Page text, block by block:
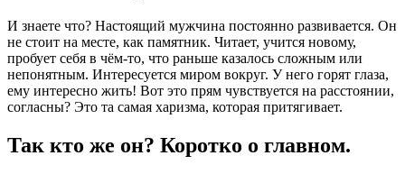
И знаете что? Настоящий мужчина постоянно развивается. Он
не стоит на месте, как памятник. Читает, учится новому,
пробует себя в чём-то, что раньше казалось сложным или
непонятным. Интересуется миром вокруг. У него горят глаза,
ему интересно жить! Вот это прям чувствуется на расстоянии,
согласны? Это та самая харизма, которая притягивает.
Так кто же он? Коротко о главном.